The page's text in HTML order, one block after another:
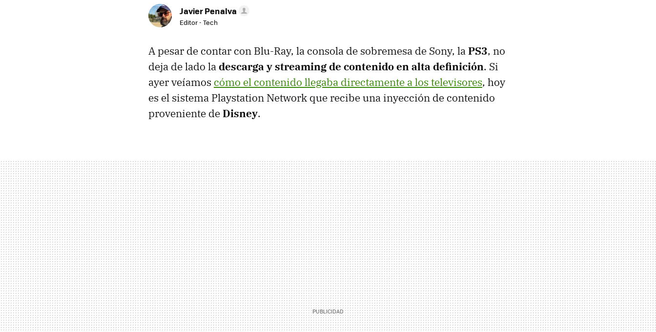
Javier Penalva
Editor - Tech
A pesar de contar con Blu-Ray, la consola de sobremesa de Sony, laPS3, no
deja de lado ladescarga y streaming de contenido en alta definición. Si
ayer veíamos cómo el contenido llegaba directamente a los televisores, hoy
es el sistema Playstation Network que recibe una inyección de contenido
proveniente deDisney.